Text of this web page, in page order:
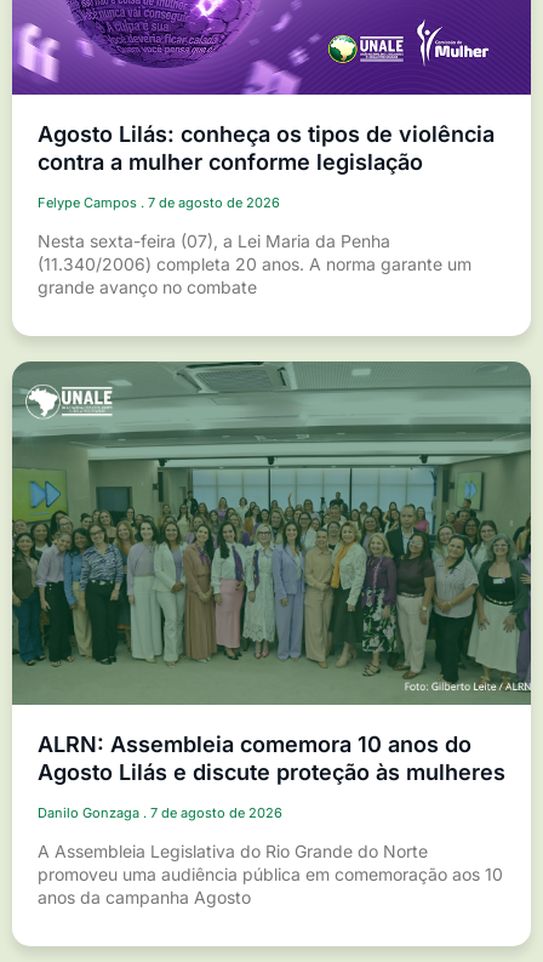
Agosto Lilás: conheça os tipos de violência
contra a mulher conforme legislação
Felype Campos 7 de agosto de 2026
Nesta sexta-feira (07), a Lei Maria da Penha
(11.340/2006) completa 20 anos. A norma garante um
grande avanço no combate
ALRN: Assembleia comemora 10 anos do
Agosto Lilás e discute proteção às mulheres
Danilo Gonzaga 7 de agosto de 2026
A Assembleia Legislativa do Rio Grande do Norte
promoveu uma audiência pública em comemoração aos 10
anos da campanha Agosto